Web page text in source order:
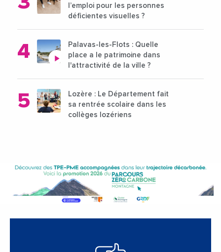
l’emploi pour les personnes
déficientes visuelles ?
Palavas-les-Flots : Quelle
place a le patrimoine dans
l'attractivité de la ville ?
Lozère : Le Département fait
sa rentrée scolaire dans les
collèges lozériens